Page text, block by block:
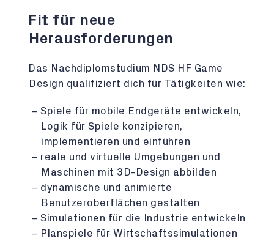
Fit für neue
Herausforderungen
Das Nachdiplomstudium NDS HF Game
Design qualifiziert dich für Tätigkeiten wie:
Spiele für mobile Endgeräte entwickeln,
Logik für Spiele konzipieren,
implementieren und einführen
reale und virtuelle Umgebungen und
Maschinen mit 3D-Design abbilden
dynamische und animierte
Benutzeroberflächen gestalten
Simulationen für die Industrie entwickeln
Planspiele für Wirtschaftssimulationen